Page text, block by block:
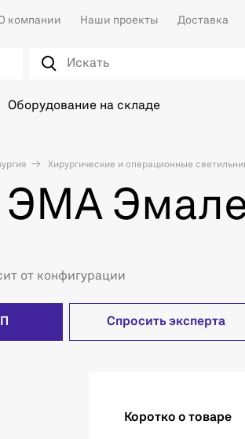
компании Наши проекты Доставка
Оборудование на складе
Хирургические и операционные
ЭМА
от конфигурации
Спросить эксперта
Коротко о товаре